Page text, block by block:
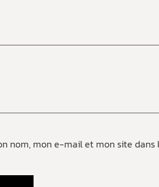
nom, mon e-mail et mon site